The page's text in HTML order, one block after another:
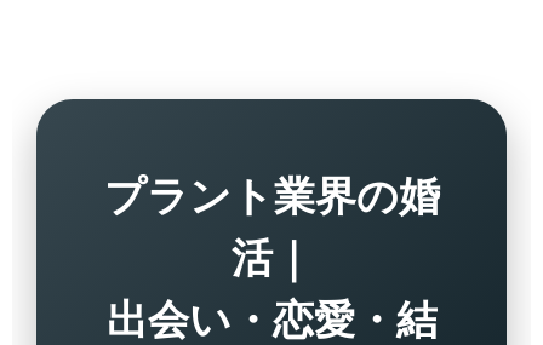
プラント業界の婚
活｜
出会い・恋愛・結